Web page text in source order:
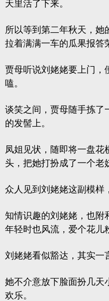
天里活了下来。
所以等到第二年秋天，她
拉着满满一车的瓜果报答
贾母听说刘姥姥要上门，
嗑。
谈笑之间，贾母随手拣了
的发髻上。
凤姐见状，随即将一盘花
头，把她打扮成了一个老
众人见到刘姥姥这副模样
知情识趣的刘姥姥，也附
年轻时也风流，爱个花儿
刘姥姥看似豁达，其实一
她不介意放下脸面扮几天
欢乐。